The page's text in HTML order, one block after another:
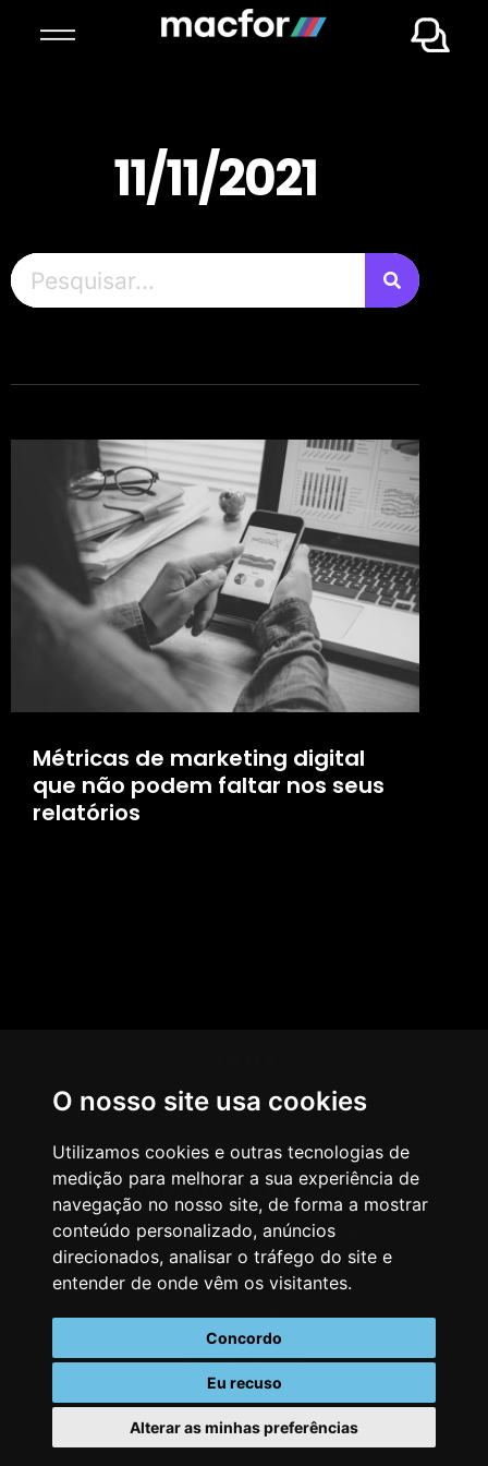
O nosso site usa cookies
Utilizamos cookies e outras tecnologias de
medição para melhorar a sua experiência de
navegação no nosso site, de forma a mostrar
conteúdo personalizado, anúncios
direcionados, analisar o tráfego do site e
entender de onde vêm os visitantes.
Concordo
Eu recuso
Alterar as minhas preferências
11/11/2021
Métricas de marketing digital
que não podem faltar nos seus
relatórios
AGÊNCIA
COMO PENSAMOS
NOSSOS SERVIÇOS
CASES & CLIENTES
BLOG
VAGAS
CONTATO